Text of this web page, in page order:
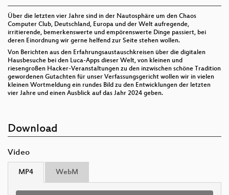
Über die letzten vier Jahre sind in der Nautosphäre um den Chaos
Computer Club, Deutschland, Europa und der Welt aufregende,
irritierende, bemerkenswerte und empörenswerte Dinge passiert, bei
deren Einordnung wir gerne helfend zur Seite stehen wollen.
Von Berichten aus den Erfahrungsaustauschkreisen über die digitalen
Hausbesuche bei den Luca-Apps dieser Welt, von kleinen und
riesengroßen Hacker-Veranstaltungen zu den inzwischen schöne Tradition
gewordenen Gutachten für unser Verfassungsgericht wollen wir in vielen
kleinen Wortmeldung ein rundes Bild zu den Entwicklungen der letzten
vier Jahre und einen Ausblick auf das Jahr 2024 geben.
Download
Video
MP4 WebM